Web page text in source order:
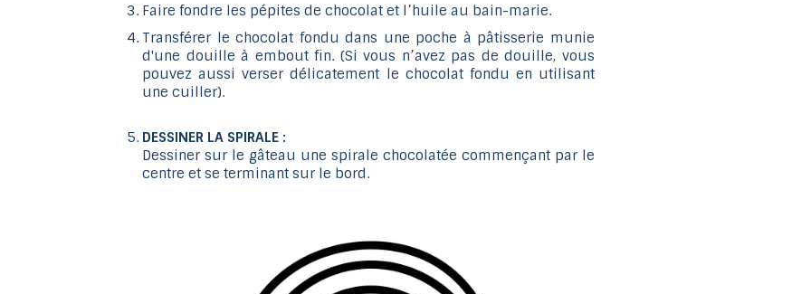
Faire fondre les pépites de chocolat et l’huile au bain-marie.
Transférer le chocolat fondu dans une poche à pâtisserie munie
d'une douille à embout fin. (Si vous n’avez pas de douille, vous
pouvez aussi verser délicatement le chocolat fondu en utilisant
une cuiller).
DESSINER LA SPIRALE :
Dessiner sur le gâteau une spirale chocolatée commençant par le
centre et se terminant sur le bord.